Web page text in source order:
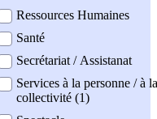
Ressources Humaines
Santé
Secrétariat / Assistanat
Services à la personne / à la
collectivité (1)